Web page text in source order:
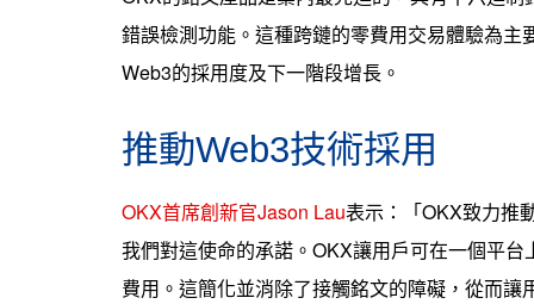
錯誤檢測功能。這種跨鏈的零費用交易體驗為
Web3的採用度及下一階段增長。
推動Web3技術採用
OKX首席創新官Jason Lau表示：「OKX致力推
我們對這使命的承諾。OKX讓用戶可在一個平
費用。這簡化並消除了接觸銘文的障礙，從而